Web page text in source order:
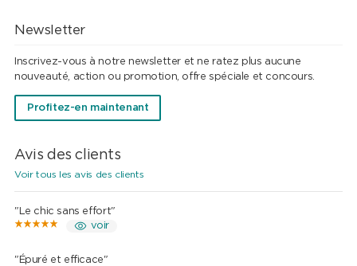
Newsletter
Inscrivez-vous à notre newsletter et ne ratez plus aucune
nouveauté, action ou promotion, offre spéciale et concours.
Profitez-en maintenant
Avis des clients
Voir tous les avis des clients
"Le chic sans effort"
voir
"Épuré et efficace"